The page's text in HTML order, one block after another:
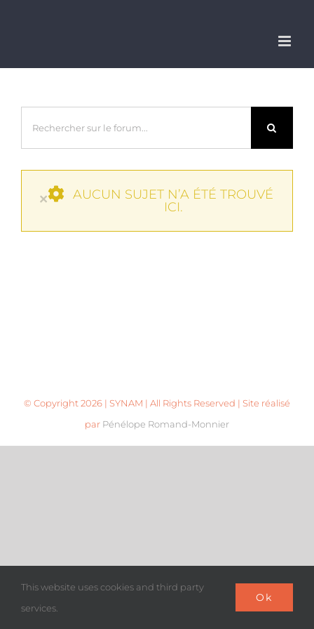
×
AUCUN SUJET N’A ÉTÉ TROUVÉ
ICI.
© Copyright2026 | SYNAM | All Rights Reserved | Site réalisé
par Pénélope Romand-Monnier
This website uses cookies and third party
services.
Ok